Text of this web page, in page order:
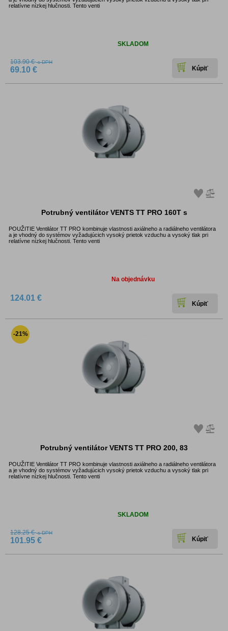
relatívne nízkej hlučnosti. Tento venti
SKLADOM
103.90 €s DPH
69.10 €
Potrubný ventilátor VENTS TT PRO 160T s
POUŽITIE Ventilátor TT PRO kombinuje vlastnosti axiálneho a radiálneho ventilátora
a je vhodný do systémov vyžadujúcich vysoký prietok vzduchu a vysoký tlak pri
relatívne nízkej hlučnosti. Tento venti
Na objednávku
124.01 €
-21%
Potrubný ventilátor VENTS TT PRO 200, 83
POUŽITIE Ventilátor TT PRO kombinuje vlastnosti axiálneho a radiálneho ventilátora
a je vhodný do systémov vyžadujúcich vysoký prietok vzduchu a vysoký tlak pri
relatívne nízkej hlučnosti. Tento venti
SKLADOM
128.25 €s DPH
101.95 €